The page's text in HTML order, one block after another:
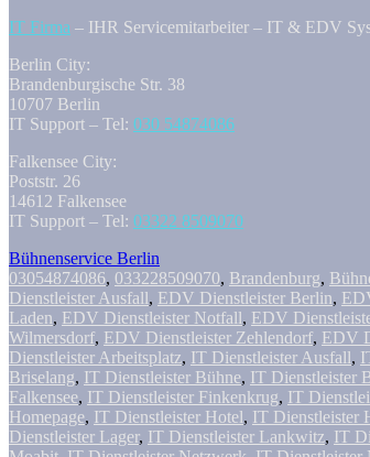
IT Firma – IHR Servicemitarbeiter – IT & EDV
Berlin City:
Brandenburgische Str. 38
10707 Berlin
IT Support – Tel: 030 54874086
Falkensee City:
Poststr. 26
14612 Falkensee
IT Support – Tel: 03322 8509070
Bühnenservice Berlin
03054874086, 033228509070, Brandenburg,
Dienstleister Ausfall, EDV Dienstleister Berlin,
Laden, EDV Dienstleister Notfall, EDV
Wilmersdorf, EDV Dienstleister Zehlendorf, EDV
Dienstleister Arbeitsplatz, IT Dienstleister Ausfall,
Briselang, IT Dienstleister Bühne, IT Dienstleister
Falkensee, IT Dienstleister Finkenkrug, IT
Homepage, IT Dienstleister Hotel, IT Dienstleister
Dienstleister Lager, IT Dienstleister Lankwitz, IT